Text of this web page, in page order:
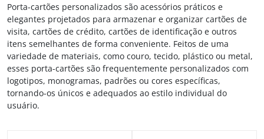
Porta-cartões personalizados são acessórios práticos e
elegantes projetados para armazenar e organizar cartões de
visita, cartões de crédito, cartões de identificação e outros
itens semelhantes de forma conveniente. Feitos de uma
variedade de materiais, como couro, tecido, plástico ou metal,
esses porta-cartões são frequentemente personalizados com
logotipos, monogramas, padrões ou cores específicas,
tornando-os únicos e adequados ao estilo individual do
usuário.